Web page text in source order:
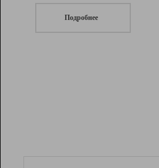
Подробнее